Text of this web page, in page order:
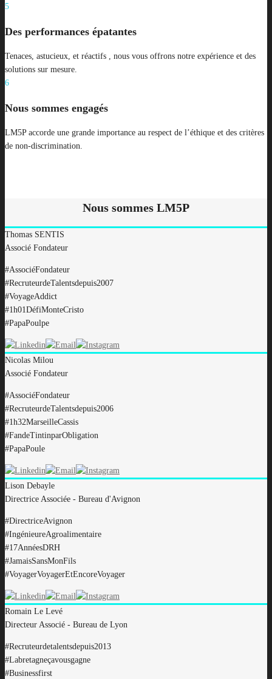
5
Des performances épatantes
Tenaces, astucieux, et réactifs , nous vous offrons notre expérience et des
solutions sur mesure.
6
Nous sommes engagés
LM5P accorde une grande importance au respect de l’éthique et des critères
de non-discrimination.
Nous sommes LM5P
Thomas SENTIS
Associé Fondateur
#AssociéFondateur
#RecruteurdeTalentsdepuis2007
#VoyageAddict
#1h01DéfiMonteCristo
#PapaPoulpe
Nicolas Milou
Associé Fondateur
#AssociéFondateur
#RecruteurdeTalentsdepuis2006
#1h32MarseilleCassis
#FandeTintinparObligation
#PapaPoule
Lison Debayle
Directrice Associée - Bureau d'Avignon
#DirectriceAvignon
#IngénieureAgroalimentaire
#17AnnéesDRH
#JamaisSansMonFils
#VoyagerVoyagerEtEncoreVoyager
Romain Le Levé
Directeur Associé - Bureau de Lyon
#Recruteurdetalentsdepuis2013
#Labretagneçavousgagne
#Businessfirst